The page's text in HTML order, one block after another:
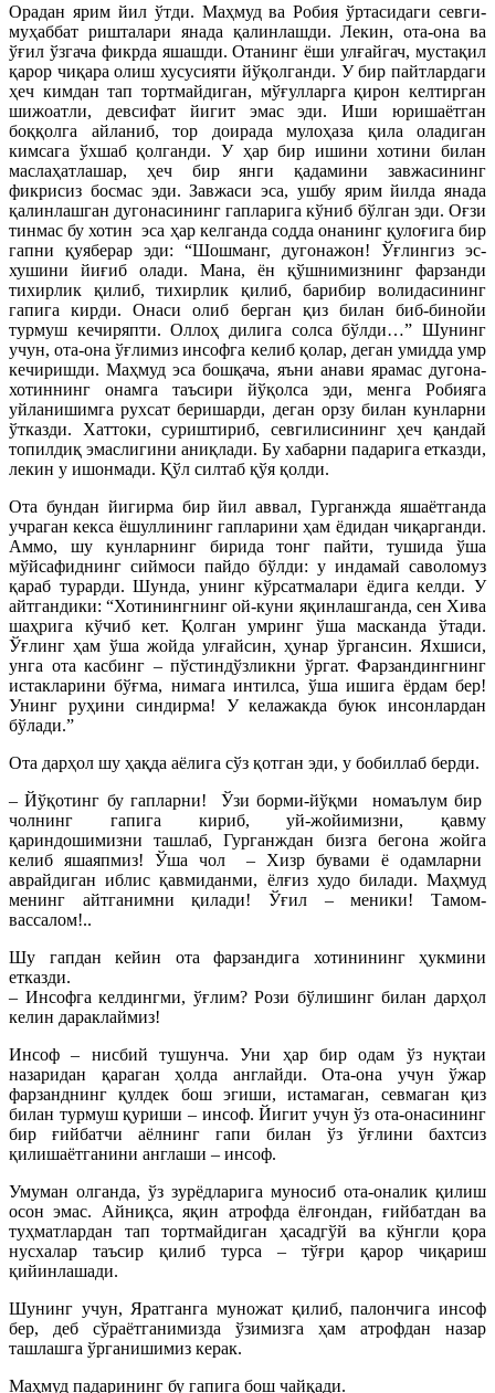
Орадан ярим йил ўтди. Маҳмуд ва Робия ўртасидаги севги-
муҳаббат ришталари янада қалинлашди. Лекин, ота-она ва
ўғил ўзгача фикрда яшашди. Отанинг ёши улғайгач, мустақил
қарор чиқара олиш хусусияти йўқолганди. У бир пайтлардаги
ҳеч кимдан тап тортмайдиган, мўғулларга қирон келтирган
шижоатли, девсифат йигит эмас эди. Иши юришаётган
боққолга айланиб, тор доирада мулоҳаза қила оладиган
кимсага ўхшаб қолганди. У ҳар бир ишини хотини билан
маслаҳатлашар, ҳеч бир янги қадамини завжасининг
фикрисиз босмас эди. Завжаси эса, ушбу ярим йилда янада
қалинлашган дугонасининг гапларига кўниб бўлган эди. Оғзи
тинмас бу хотин эса ҳар келганда содда онанинг қулоғига бир
гапни қуяберар эди: “Шошманг, дугонажон! Ўғлингиз эс-
хушини йиғиб олади. Мана, ён қўшнимизнинг фарзанди
тихирлик қилиб, тихирлик қилиб, барибир волидасининг
гапига кирди. Онаси олиб берган қиз билан биб-бинойи
турмуш кечиряпти. Оллоҳ дилига солса бўлди…” Шунинг
учун, ота-она ўғлимиз инсофга келиб қолар, деган умидда умр
кечиришди. Маҳмуд эса бошқача, яъни анави ярамас дугона-
хотиннинг онамга таъсири йўқолса эди, менга Робияга
уйланишимга рухсат беришарди, деган орзу билан кунларни
ўтказди. Хаттоки, суриштириб, севгилисининг ҳеч қандай
топилдиқ эмаслигини аниқлади. Бу хабарни падарига етказди,
лекин у ишонмади. Қўл силтаб қўя қолди.
Ота бундан йигирма бир йил аввал, Гурганжда яшаётганда
учраган кекса ёшуллининг гапларини ҳам ёдидан чиқарганди.
Аммо, шу кунларнинг бирида тонг пайти, тушида ўша
мўйсафиднинг сиймоси пайдо бўлди: у индамай саволомуз
қараб турарди. Шунда, унинг кўрсатмалари ёдига келди. У
айтгандики: “Хотинингнинг ой-куни яқинлашганда, сен Хива
шаҳрига кўчиб кет. Қолган умринг ўша масканда ўтади.
Ўғлинг ҳам ўша жойда улғайсин, ҳунар ўргансин. Яхшиси,
унга ота касбинг – пўстиндўзликни ўргат. Фарзандингнинг
истакларини бўғма, нимага интилса, ўша ишига ёрдам бер!
Унинг руҳини синдирма! У келажакда буюк инсонлардан
бўлади.”
Ота дарҳол шу ҳақда аёлига сўз қотган эди, у бобиллаб берди.
– Йўқотинг бу гапларни! Ўзи борми-йўқми номаълум бир
чолнинг гапига кириб, уй-жойимизни, қавму
қариндошимизни ташлаб, Гурганждан бизга бегона жойга
келиб яшаяпмиз! Ўша чол – Хизр бувами ё одамларни
аврайдиган иблис қавмиданми, ёлғиз худо билади. Маҳмуд
менинг айтганимни қилади! Ўғил – меники! Тамом-
вассалом!..
Шу гапдан кейин ота фарзандига хотинининг ҳукмини
етказди.
– Инсофга келдингми, ўғлим? Рози бўлишинг билан дарҳол
келин дараклаймиз!
Инсоф – нисбий тушунча. Уни ҳар бир одам ўз нуқтаи
назаридан қараган ҳолда англайди. Ота-она учун ўжар
фарзанднинг қулдек бош эгиши, истамаган, севмаган қиз
билан турмуш қуриши – инсоф. Йигит учун ўз ота-онасининг
бир ғийбатчи аёлнинг гапи билан ўз ўғлини бахтсиз
қилишаётганини англаши – инсоф.
Умуман олганда, ўз зурёдларига муносиб ота-оналик қилиш
осон эмас. Айниқса, яқин атрофда ёлғондан, ғийбатдан ва
туҳматлардан тап тортмайдиган ҳасадгўй ва кўнгли қора
нусхалар таъсир қилиб турса – тўғри қарор чиқариш
қийинлашади.
Шунинг учун, Яратганга муножат қилиб, палончига инсоф
бер, деб сўраётганимизда ўзимизга ҳам атрофдан назар
ташлашга ўрганишимиз керак.
Маҳмуд падарининг бу гапига бош чайқади.